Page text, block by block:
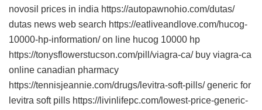
novosil prices in india https://autopawnohio.com/dutas/
dutas news web search https://eatliveandlove.com/hucog-
10000-hp-information/ on line hucog 10000 hp
https://tonysflowerstucson.com/pill/viagra-ca/ buy viagra-ca
online canadian pharmacy
https://tennisjeannie.com/drugs/levitra-soft-pills/ generic for
levitra soft pills https://livinlifepc.com/lowest-price-generic-